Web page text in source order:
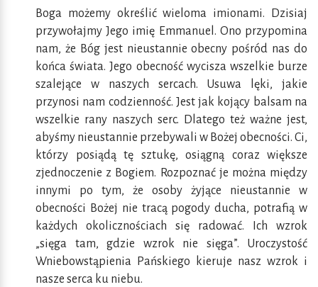
Boga możemy określić wieloma imionami. Dzisiaj
przywołajmy Jego imię Emmanuel. Ono przypomina
nam, że Bóg jest nieustannie obecny pośród nas do
końca świata. Jego obecność wycisza wszelkie burze
szalejące w naszych sercach. Usuwa lęki, jakie
przynosi nam codzienność. Jest jak kojący balsam na
wszelkie rany naszych serc. Dlatego też ważne jest,
abyśmy nieustannie przebywali w Bożej obecności. Ci,
którzy posiądą tę sztukę, osiągną coraz większe
zjednoczenie z Bogiem. Rozpoznać je można między
innymi po tym, że osoby żyjące nieustannie w
obecności Bożej nie tracą pogody ducha, potrafią w
każdych okolicznościach się radować. Ich wzrok
„sięga tam, gdzie wzrok nie sięga”. Uroczystość
Wniebowstąpienia Pańskiego kieruje nasz wzrok i
nasze serca ku niebu.